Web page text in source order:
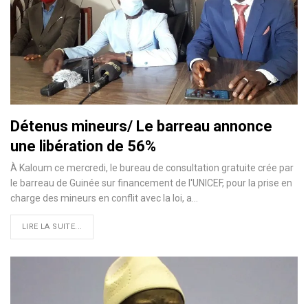
Détenus mineurs/ Le barreau annonce
une libération de 56%
À Kaloum ce mercredi, le bureau de consultation gratuite crée par
le barreau de Guinée sur financement de l'UNICEF, pour la prise en
charge des mineurs en conflit avec la loi, a
LIRE LA SUITE...